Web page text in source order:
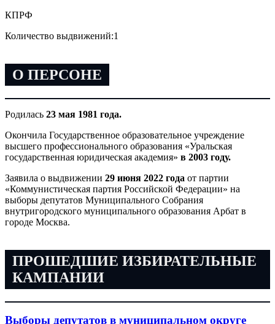
КПРФ
Количество выдвижений:1
О ПЕРСОНЕ
Родилась 23 мая 1981 года.
Окончила Государственное образовательное учреждение
высшего профессионального образования «Уральская
государственная юридическая академия» в 2003 году.
Заявила о выдвижении 29 июня 2022 года от партии
«Коммунистическая партия Российской Федерации» на
выборы депутатов Муниципального Собрания
внутригородского муниципального образования Арбат в
городе Москва.
ПРОШЕДШИЕ ИЗБИРАТЕЛЬНЫЕ
КАМПАНИИ
Выборы депутатов в муниципальном округе